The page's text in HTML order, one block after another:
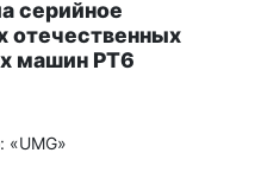
серийное
отечественных
машин РТ6
«UMG»